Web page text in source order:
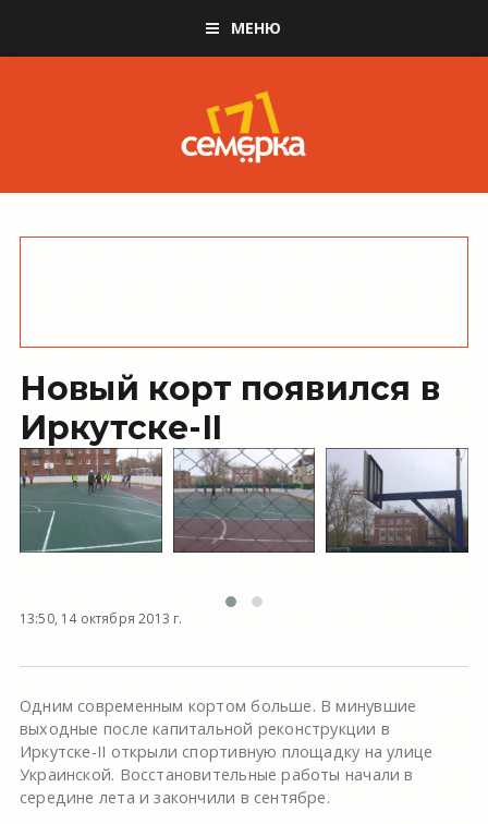
МЕНЮ
Новый корт появился в
Иркутске-II
13:50, 14 октября 2013 г.
Одним современным кортом больше. В минувшие
выходные после капитальной реконструкции в
Иркутске-II открыли спортивную площадку на улице
Украинской. Восстановительные работы начали в
середине лета и закончили в сентябре.